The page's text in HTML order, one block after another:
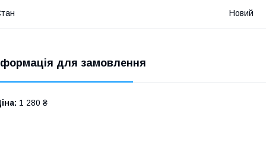
Новий
для замовлення
1 280 ₴